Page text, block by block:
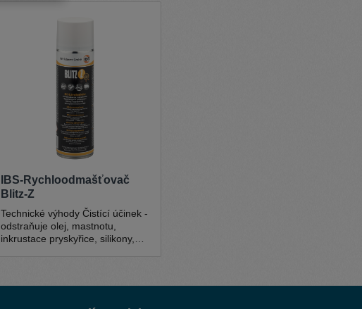
IBS-Rychloodmašťovač
Blitz-Z
Technické výhody Čistící účinek -
odstraňuje olej, mastnotu,
inkrustace pryskyřice, silikony,
rychlé odpařování beze zbytků